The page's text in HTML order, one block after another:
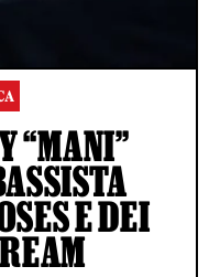
“MANI”
E DEI